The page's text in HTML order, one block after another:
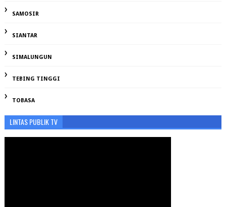
SAMOSIR
SIANTAR
SIMALUNGUN
TEBING TINGGI
TOBASA
LINTAS PUBLIK TV